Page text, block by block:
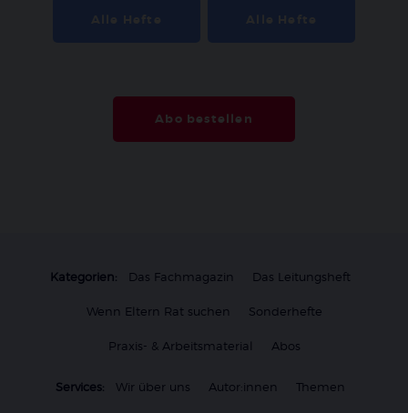
Abo bestellen
Kategorien: Das Fachmagazin Das Leitungsheft
Wenn Eltern Rat suchen Sonderhefte
Praxis- & Arbeitsmaterial Abos
Services: Wir über uns Autor:innen Themen